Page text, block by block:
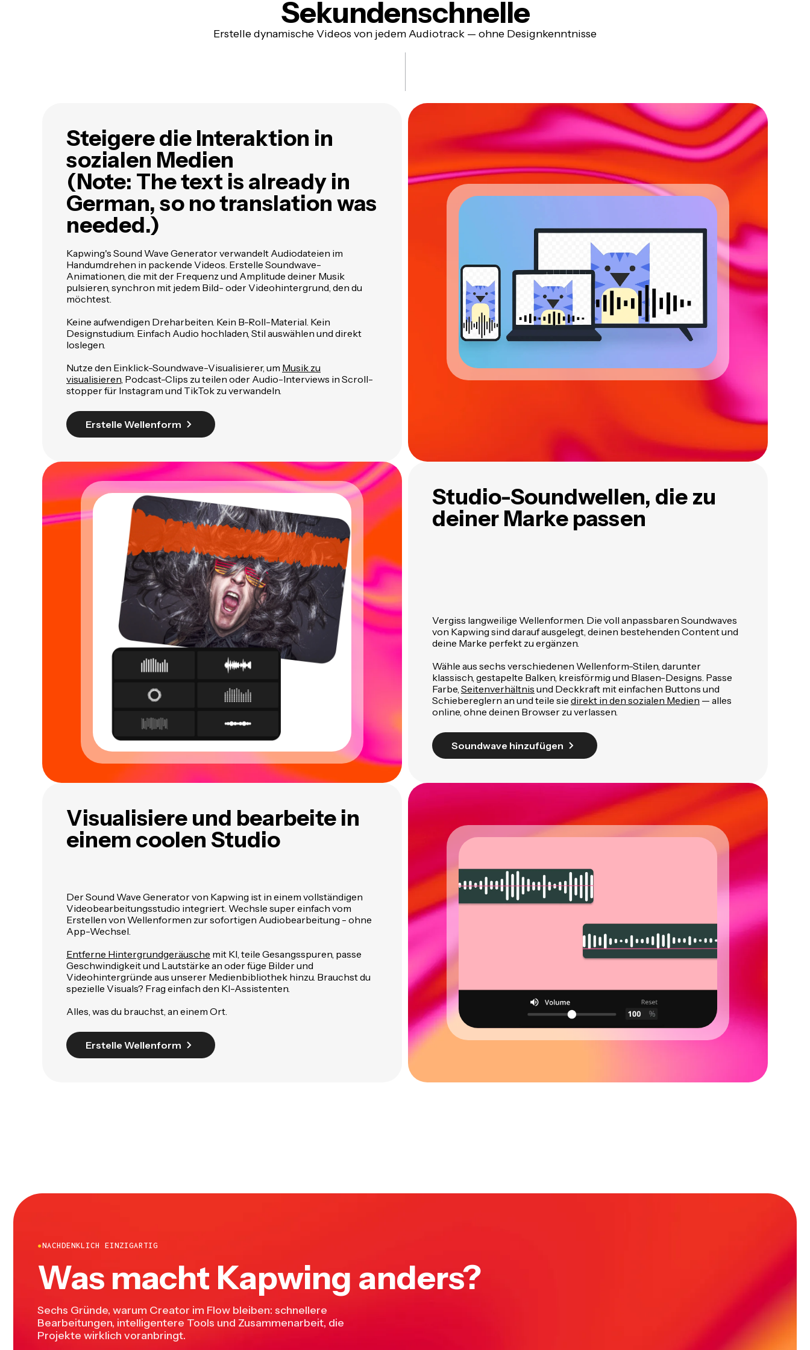
Sekundenschnelle
Erstelle dynamische Videos von jedem Audiotrack — ohne Designkenntnisse
Steigere die Interaktion in
sozialen Medien
(Note: The text is already in
German, so no translation was
needed.)
Kapwing's Sound Wave Generator verwandelt Audiodateien im
Handumdrehen in packende Videos. Erstelle Soundwave-
Animationen, die mit der Frequenz und Amplitude deiner Musik
pulsieren, synchron mit jedem Bild- oder Videohintergrund, den du
möchtest.
Keine aufwendigen Dreharbeiten. Kein B-Roll-Material. Kein
Designstudium. Einfach Audio hochladen, Stil auswählen und direkt
loslegen.
Nutze den Einklick-Soundwave-Visualisierer, um Musik zu
visualisieren , Podcast-Clips zu teilen oder Audio-Interviews in Scroll-
stopper für Instagram und TikTok zu verwandeln.
Erstelle Wellenform
Studio-Soundwellen, die zu
deiner Marke passen
Vergiss langweilige Wellenformen. Die voll anpassbaren Soundwaves
von Kapwing sind darauf ausgelegt, deinen bestehenden Content und
deine Marke perfekt zu ergänzen.
Wähle aus sechs verschiedenen Wellenform-Stilen, darunter
klassisch, gestapelte Balken, kreisförmig und Blasen-Designs. Passe
Farbe, Seitenverhältnis und Deckkraft mit einfachen Buttons und
Schiebereglern an und teile sie direkt in den sozialen Medien — alles
online, ohne deinen Browser zu verlassen.
Soundwave hinzufügen
Visualisiere und bearbeite in
einem coolen Studio
Der Sound Wave Generator von Kapwing ist in einem vollständigen
Videobearbeitungsstudio integriert. Wechsle super einfach vom
Erstellen von Wellenformen zur sofortigen Audiobearbeitung - ohne
App-Wechsel.
Entferne Hintergrundgeräusche mit KI, teile Gesangsspuren, passe
Geschwindigkeit und Lautstärke an oder füge Bilder und
Videohintergründe aus unserer Medienbibliothek hinzu. Brauchst du
spezielle Visuals? Frag einfach den KI-Assistenten.
Alles, was du brauchst, an einem Ort.
Erstelle Wellenform
●NACHDENKLICH EINZIGARTIG
Was macht Kapwing anders?
Sechs Gründe, warum Creator im Flow bleiben: schnellere
Bearbeitungen, intelligentere Tools und Zusammenarbeit, die
Projekte wirklich voranbringt.